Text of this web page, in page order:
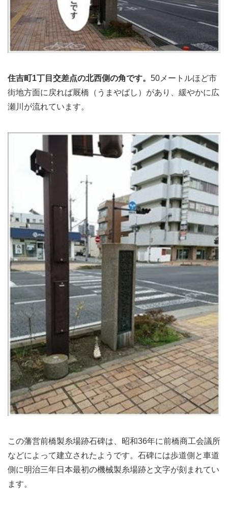
住吉町1丁目交差点の北西側の角です。 50メートルほど市
街地方面に戻れば厩橋（うまやばし）があり、緩やかに広
瀬川が流れています。
この藩営前橋製糸場跡石碑は、昭和36年に前橋商工会議所
などによって建立されたようです。石碑には歩道側と車道
側に明治三年日本最初の機械製糸場跡と文字が刻まれてい
ます。